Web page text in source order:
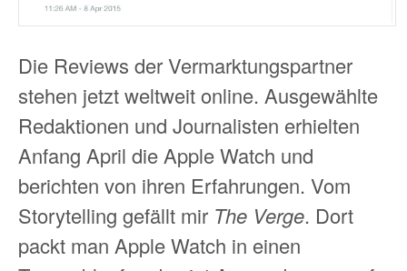
Die Reviews der Vermarktungspartner
stehen jetzt weltweit online. Ausgewählte
Redaktionen und Journalisten erhielten
Anfang April die Apple Watch und
berichten von ihren Erfahrungen. Vom
Storytelling gefällt mir The Verge. Dort
packt man Apple Watch in einen